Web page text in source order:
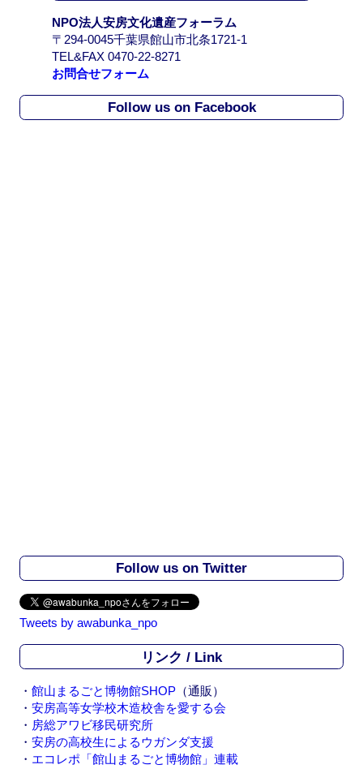
A
r
c
h
i
NPO法人安房文化遺産フォーラム
〒294-0045千葉県館山市北条1721-1
TEL&FAX 0470-22-8271
お問合せフォーム
Follow us on Facebook
Follow us on Twitter
Tweets by awabunka_npo
リンク / Link
・ 館山まるごと博物館SHOP （通販）
・ 安房高等女学校木造校舎を愛する会
・ 房総アワビ移民研究所
・ 安房の高校生によるウガンダ支援
・ エコレポ「館山まるごと博物館」連載